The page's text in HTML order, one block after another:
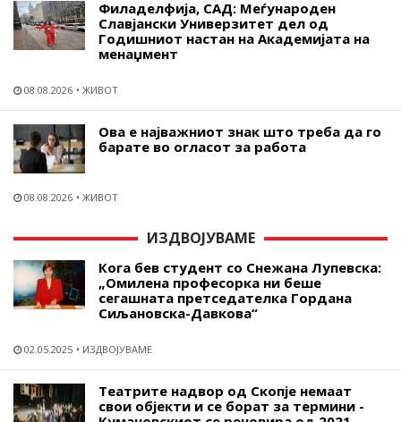
Филаделфија, САД: Меѓународен
Славјански Универзитет дел од
Годишниот настан на Академијата на
менаџмент
08.08.2026 ЖИВОТ
Ова е најважниот знак што треба да го
барате во огласот за работа
08.08.2026 ЖИВОТ
ИЗДВОЈУВАМЕ
Кога бев студент со Снежана Лупевска:
„Омилена професорка ни беше
сегашната претседателка Гордана
Сиљановска-Давкова“
02.05.2025 ИЗДВОЈУВАМЕ
Театрите надвор од Скопје немаат
свои објекти и се борат за термини -